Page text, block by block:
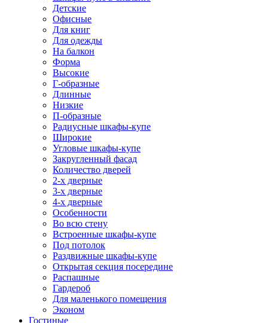
Детские
Офисные
Для книг
Для одежды
На балкон
Форма
Высокие
Г-образные
Длинные
Низкие
П-образные
Радиусные шкафы-купе
Широкие
Угловые шкафы-купе
Закругленный фасад
Количество дверей
2-х дверные
3-х дверные
4-х дверные
Особенности
Во всю стену
Встроенные шкафы-купе
Под потолок
Раздвижные шкафы-купе
Открытая секция посередине
Распашные
Гардероб
Для маленького помещения
Эконом
Гостиные